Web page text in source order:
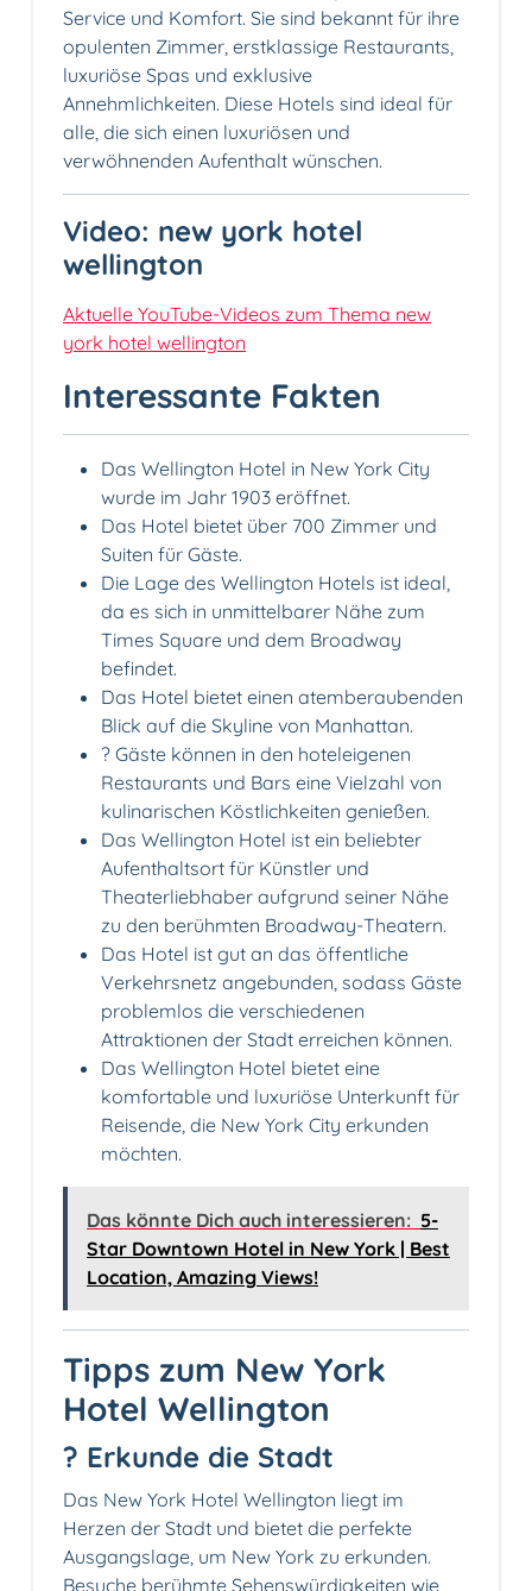
Service und Komfort. Sie sind bekannt für ihre
opulenten Zimmer, erstklassige Restaurants,
luxuriöse Spas und exklusive
Annehmlichkeiten. Diese Hotels sind ideal für
alle, die sich einen luxuriösen und
verwöhnenden Aufenthalt wünschen.
Video: new york hotel
wellington
Aktuelle YouTube-Videos zum Thema new
york hotel wellington
Interessante Fakten
Das Wellington Hotel in New York City
wurde im Jahr 1903 eröffnet.
Das Hotel bietet über 700 Zimmer und
Suiten für Gäste.
Die Lage des Wellington Hotels ist ideal,
da es sich in unmittelbarer Nähe zum
Times Square und dem Broadway
befindet.
Das Hotel bietet einen atemberaubenden
Blick auf die Skyline von Manhattan.
?️ Gäste können in den hoteleigenen
Restaurants und Bars eine Vielzahl von
kulinarischen Köstlichkeiten genießen.
Das Wellington Hotel ist ein beliebter
Aufenthaltsort für Künstler und
Theaterliebhaber aufgrund seiner Nähe
zu den berühmten Broadway-Theatern.
Das Hotel ist gut an das öffentliche
Verkehrsnetz angebunden, sodass Gäste
problemlos die verschiedenen
Attraktionen der Stadt erreichen können.
Das Wellington Hotel bietet eine
komfortable und luxuriöse Unterkunft für
Reisende, die New York City erkunden
möchten.
Das könnte Dich auch interessieren: 5-
Star Downtown Hotel in New York | Best
Location, Amazing Views!
Tipps zum New York
Hotel Wellington
?️ Erkunde die Stadt
Das New York Hotel Wellington liegt im
Herzen der Stadt und bietet die perfekte
Ausgangslage, um New York zu erkunden.
Besuche berühmte Sehenswürdigkeiten wie